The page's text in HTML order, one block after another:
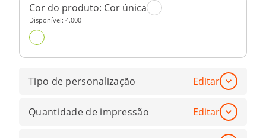
Cor do produto: Cor única
Disponível: 4.000
Tipo de personalização Editar
Quantidade de impressão Editar